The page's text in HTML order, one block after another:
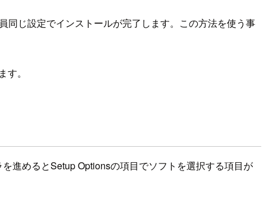
同じ設定でインストールが完了します。この方法を使う事
。
進めるとSetup Optionsの項目でソフトを選択する項目が